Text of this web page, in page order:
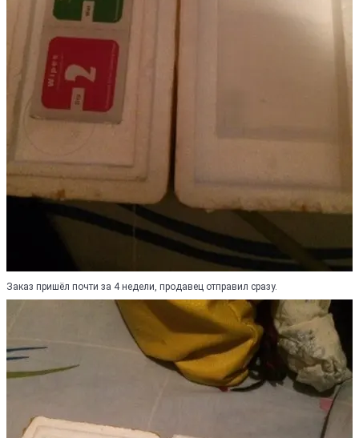
Заказ пришёл почти за 4 недели, продавец отправил сразу.